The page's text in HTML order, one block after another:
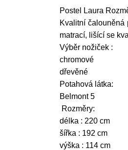
Postel Laura
Kvalitní čalouněná
matrací, lišící se
Výběr nožiček :
chromové
dřevěné
Potahová látka:
Belmont 5
Rozměry:
délka : 220 cm
šířka : 192 cm
výška : 114 cm